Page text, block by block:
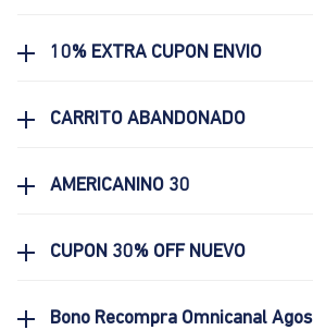
10% EXTRA CUPON ENVIO
CARRITO ABANDONADO
AMERICANINO 30
CUPON 30% OFF NUEVO
Bono Recompra Omnicanal